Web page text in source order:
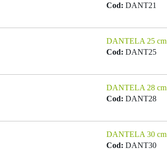
Cod: DANT21
DANTELA 25 cm
Cod: DANT25
DANTELA 28 cm
Cod: DANT28
DANTELA 30 cm
Cod: DANT30